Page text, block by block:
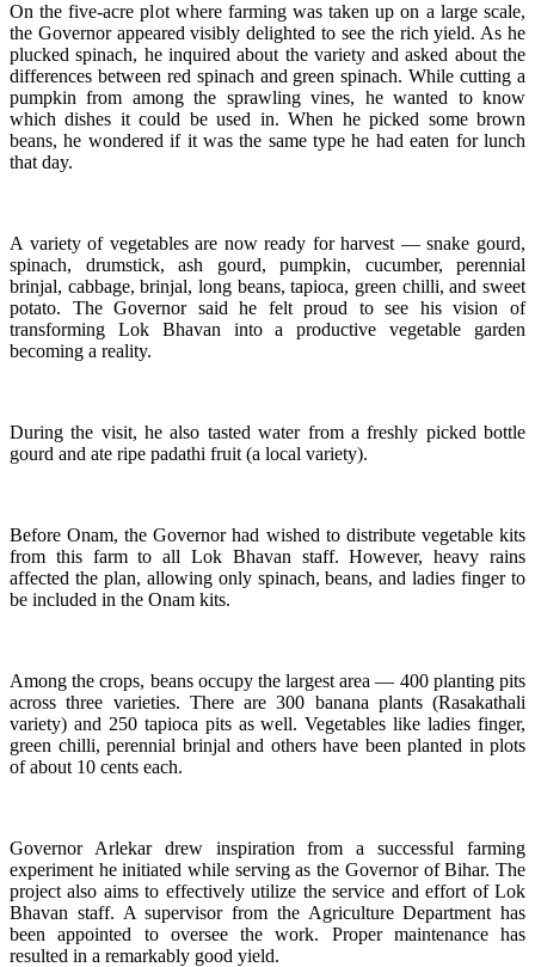
On the five-acre plot where farming was taken up on a large scale,
the Governor appeared visibly delighted to see the rich yield. As he
plucked spinach, he inquired about the variety and asked about the
differences between red spinach and green spinach. While cutting a
pumpkin from among the sprawling vines, he wanted to know
which dishes it could be used in. When he picked some brown
beans, he wondered if it was the same type he had eaten for lunch
that day.
A variety of vegetables are now ready for harvest — snake gourd,
spinach, drumstick, ash gourd, pumpkin, cucumber, perennial
brinjal, cabbage, brinjal, long beans, tapioca, green chilli, and sweet
potato. The Governor said he felt proud to see his vision of
transforming Lok Bhavan into a productive vegetable garden
becoming a reality.
During the visit, he also tasted water from a freshly picked bottle
gourd and ate ripe padathi fruit (a local variety).
Before Onam, the Governor had wished to distribute vegetable kits
from this farm to all Lok Bhavan staff. However, heavy rains
affected the plan, allowing only spinach, beans, and ladies finger to
be included in the Onam kits.
Among the crops, beans occupy the largest area — 400 planting pits
across three varieties. There are 300 banana plants (Rasakathali
variety) and 250 tapioca pits as well. Vegetables like ladies finger,
green chilli, perennial brinjal and others have been planted in plots
of about 10 cents each.
Governor Arlekar drew inspiration from a successful farming
experiment he initiated while serving as the Governor of Bihar. The
project also aims to effectively utilize the service and effort of Lok
Bhavan staff. A supervisor from the Agriculture Department has
been appointed to oversee the work. Proper maintenance has
resulted in a remarkably good yield.